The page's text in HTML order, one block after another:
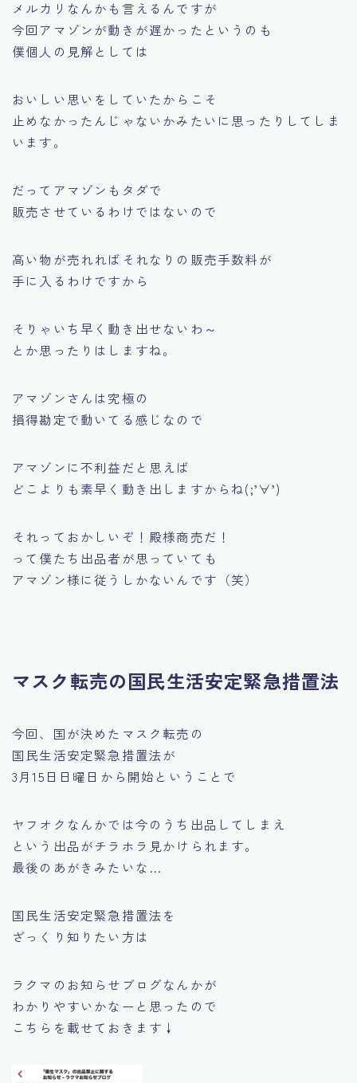
メルカリなんかも言えるんですが
今回アマゾンが動きが遅かったというのも
僕個人の見解としては
おいしい思いをしていたからこそ
止めなかったんじゃないかみたいに思ったりしてしま
います。
だってアマゾンもタダで
販売させているわけではないので
高い物が売れればそれなりの販売手数料が
手に入るわけですから
そりゃいち早く動き出せないわ～
とか思ったりはしますね。
アマゾンさんは究極の
損得勘定で動いてる感じなので
アマゾンに不利益だと思えば
どこよりも素早く動き出しますからね(;’∀’)
それっておかしいぞ！殿様商売だ！
って僕たち出品者が思っていても
アマゾン様に従うしかないんです（笑）
マスク転売の国民生活安定緊急措置法
今回、国が決めたマスク転売の
国民生活安定緊急措置法が
3月15日日曜日から開始ということで
ヤフオクなんかでは今のうち出品してしまえ
という出品がチラホラ見かけられます。
最後のあがきみたいな…
国民生活安定緊急措置法を
ざっくり知りたい方は
ラクマのお知らせブログなんかが
わかりやすいかなーと思ったので
こちらを載せておきます↓